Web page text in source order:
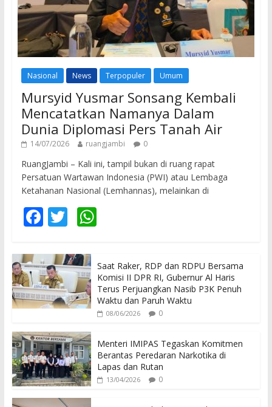
Nasional News Terpopuler Umum
Mursyid Yusmar Sonsang Kembali
Mencatatkan Namanya Dalam
Dunia Diplomasi Pers Tanah Air
14/07/2026 ruangjambi 0
RuangJambi – Kali ini, tampil bukan di ruang rapat
Persatuan Wartawan Indonesia (PWI) atau Lembaga
Ketahanan Nasional (Lemhannas), melainkan di
F
e
b
o
o
k
T
itt
er
W
s
A
p
Saat Raker, RDP dan RDPU Bersama
Komisi II DPR RI, Gubernur Al Haris
Terus Perjuangkan Nasib P3K Penuh
Waktu dan Paruh Waktu
08/06/2026 0
Menteri IMIPAS Tegaskan Komitmen
Berantas Peredaran Narkotika di
Lapas dan Rutan
13/04/2026 0